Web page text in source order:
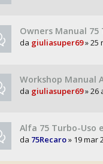
Owners Manual 75
da giuliasuper69» 25
Workshop Manual
da giuliasuper69» 26
Alfa 75 Turbo-Uso
da 75Recaro» 19 mar